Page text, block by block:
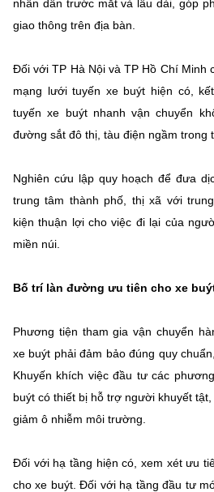
nhân dân trước mắt và lâu dài, góp
giao thông trên địa bàn.
Đối với TP Hà Nội và TP Hồ Chí Minh
mạng lưới tuyến xe buýt hiện có,
tuyến xe buýt nhanh vận chuyển
đường sắt đô thị, tàu điện ngầm trong
Nghiên cứu lập quy hoạch để đưa
trung tâm thành phố, thị xã với
kiện thuận lợi cho việc đi lại của
miền núi.
Bố trí làn đường ưu tiên cho xe
Phương tiện tham gia vận chuyển
xe buýt phải đảm bảo đúng quy
Khuyến khích việc đầu tư các
buýt có thiết bị hỗ trợ người khuyết
giảm ô nhiễm môi trường.
Đối với hạ tầng hiện có, xem xét ưu
cho xe buýt. Đối với hạ tầng đầu tư